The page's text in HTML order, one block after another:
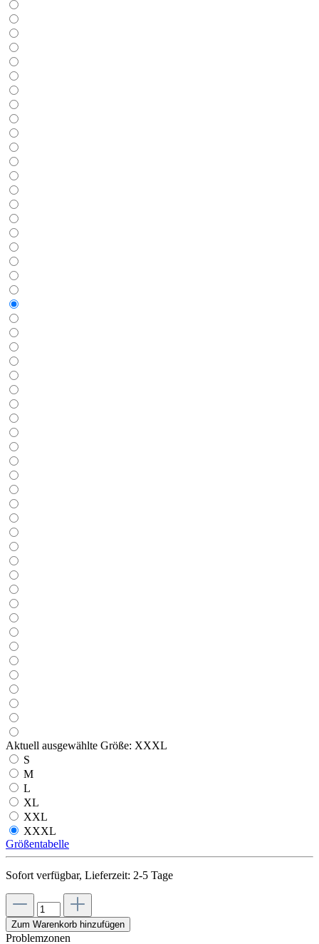
Aktuell ausgewählte Größe: XXXL
S
M
L
XL
XXL
XXXL
Größentabelle
Sofort verfügbar, Lieferzeit: 2-5 Tage
Zum Warenkorb hinzufügen
Problemzonen